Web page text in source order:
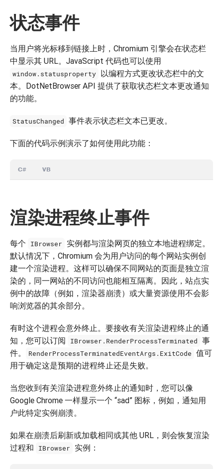
状态事件
当用户将光标移到链接上时，Chromium 引擎会在状态栏
中显示其 URL。JavaScript 代码也可以使用
window.statusproperty 以编程方式更改状态栏中的文
本。DotNetBrowser API 提供了获取状态栏文本更改通知
的功能。
StatusChanged 事件表示状态栏文本已更改。
下面的代码示例演示了如何使用此功能：
C# VB
渲染进程终止事件
每个 IBrowser
实例都与渲染网页的独立本地进程绑定。
默认情况下，Chromium 会为用户访问的每个网站实例创
建一个渲染进程。这样可以确保不同网站的页面是独立渲
染的，同一网站的不同访问也能相互隔离。因此，站点实
例中的故障（例如，渲染器崩溃）或大量资源使用不会影
响浏览器的其余部分。
有时这个进程会意外终止。要接收有关渲染进程终止的通
知，您可以订阅
IBrowser.RenderProcessTerminated 事
件。
RenderProcessTerminatedEventArgs.ExitCode 值可
用于确定这是预期的进程终止还是失败。
当您收到有关渲染进程意外终止的通知时，您可以像
Google Chrome 一样显示一个 “sad” 图标，例如，通知用
户此特定实例崩溃。
如果在崩溃后刷新或加载相同或其他 URL，则会恢复渲染
过程和
IBrowser 实例：